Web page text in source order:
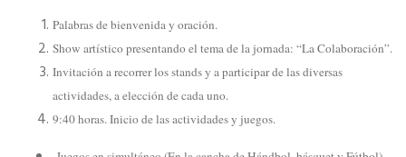
Palabras de bienvenida y oración.
Show artístico presentando el tema de la jornada: “La Colaboración”.
Invitación a recorrer los stands y a participar de las diversas
actividades, a elección de cada uno.
9:40 horas. Inicio de las actividades y juegos.